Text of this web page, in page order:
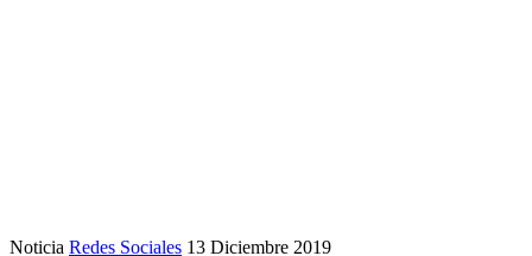
Noticia Redes Sociales 13 Diciembre 2019